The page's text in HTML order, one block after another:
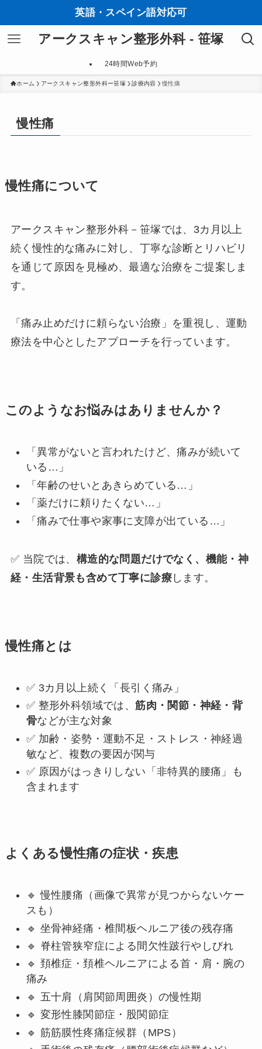
英語・スペイン語対応可
アークスキャン整形外科 - 笹塚
24時間Web予約
ホーム アークスキャン整形外科ー笹塚 診療内容 慢性痛
慢性痛
慢性痛について
アークスキャン整形外科－笹塚では、3カ月以上
続く慢性的な痛みに対し、丁寧な診断とリハビリ
を通じて原因を見極め、最適な治療をご提案しま
す。
「痛み止めだけに頼らない治療」を重視し、運動
療法を中心としたアプローチを行っています。
このようなお悩みはありませんか？
「異常がないと言われたけど、痛みが続いて
いる…」
「年齢のせいとあきらめている…」
「薬だけに頼りたくない…」
「痛みで仕事や家事に支障が出ている…」
✅ 当院では、 構造的な問題だけでなく、機能・神
経・生活背景も含めて丁寧に診療します。
慢性痛とは
✅ 3カ月以上続く「長引く痛み」
✅ 整形外科領域では、筋肉・関節・神経・背
骨などが主な対象
✅ 加齢・姿勢・運動不足・ストレス・神経過
敏など、複数の要因が関与
✅ 原因がはっきりしない「非特異的腰痛」も
含まれます
よくある慢性痛の症状・疾患
🔹 慢性腰痛（画像で異常が見つからないケー
スも）
🔹 坐骨神経痛・椎間板ヘルニア後の残存痛
🔹 脊柱管狭窄症による間欠性跛行やしびれ
🔹 頚椎症・頚椎ヘルニアによる首・肩・腕の
痛み
🔹 五十肩（肩関節周囲炎）の慢性期
🔹 変形性膝関節症・股関節症
🔹 筋筋膜性疼痛症候群（MPS）